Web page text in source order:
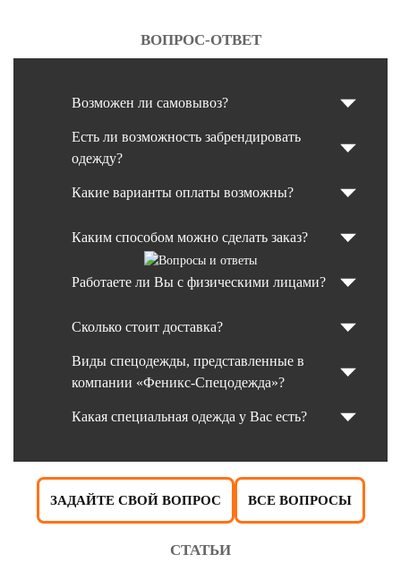
ВОПРОС-ОТВЕТ
Возможен ли самовывоз?
Есть ли возможность забрендировать
одежду?
Какие варианты оплаты возможны?
Каким способом можно сделать заказ?
Работаете ли Вы с физическими лицами?
Сколько стоит доставка?
Виды спецодежды, представленные в
компании «Феникс-Спецодежда»?
Какая специальная одежда у Вас есть?
ЗАДАЙТЕ СВОЙ ВОПРОС ВСЕ ВОПРОСЫ
СТАТЬИ